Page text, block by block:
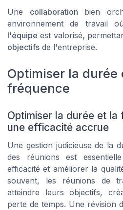
Une collaboration bien
environnement de travail
l'équipe est valorisé,
objectifs de l'entreprise.
Optimiser la durée
fréquence
Optimiser la durée et la
une efficacité accrue
Une gestion judicieuse de la
des réunions est
efficacité et améliorer la
souvent, les réunions de
atteindre leurs objectifs,
perte de temps. Une révision